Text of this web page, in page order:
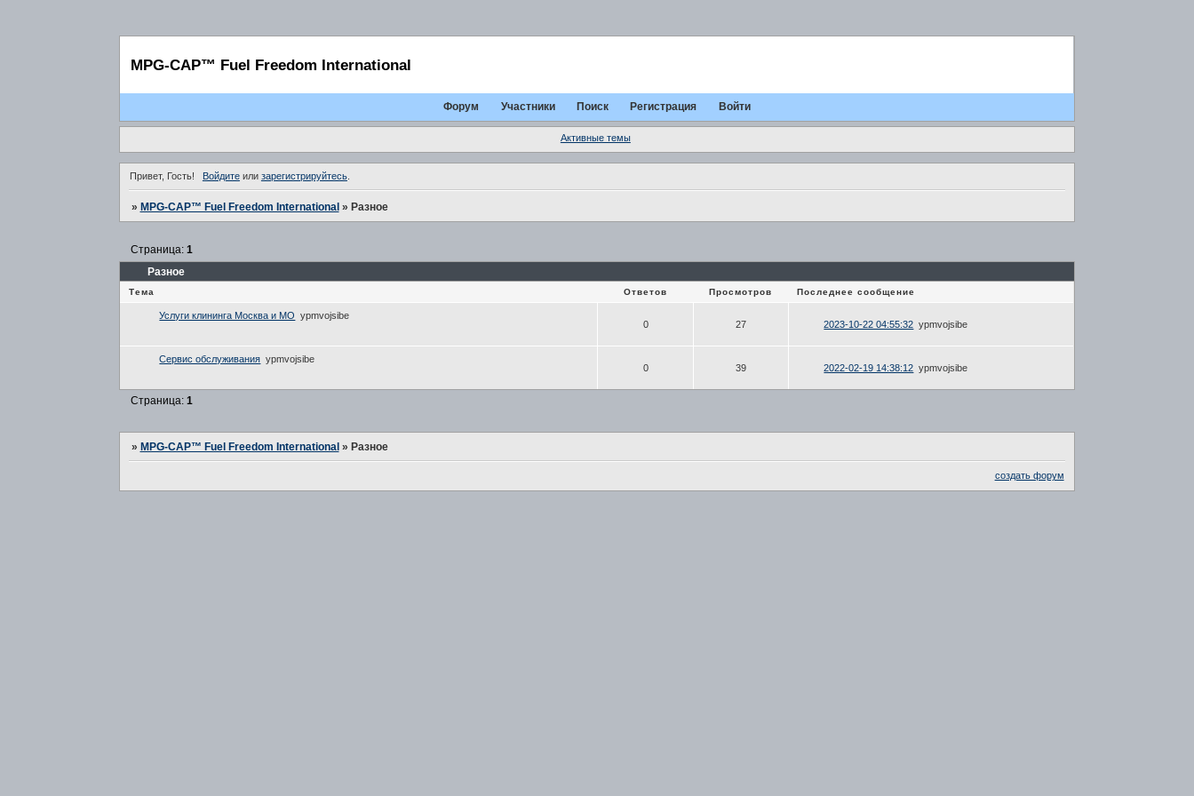
MPG-CAP™ Fuel Freedom International
Форум Участники Поиск Регистрация Войти
Активные темы
Привет, Гость! Войдитеили зарегистрируйтесь.
» MPG-CAP™ Fuel Freedom International » Разное
Разное
Страница: 1
Тема Ответов Просмотров Последнее сообщение
Услуги клининга Москва и МО
ypmvojsibe
0
27 2023-10-22 04:55:32 ypmvojsibe
Сервис обслуживания ypmvojsibe
0
39 2022-02-19 14:38:12 ypmvojsibe
Страница: 1
» MPG-CAP™ Fuel Freedom International » Разное
создать форум